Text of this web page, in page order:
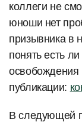
коллеги не
юноши нет
призывника в
понять есть
освобождения
публикации:
В следующей